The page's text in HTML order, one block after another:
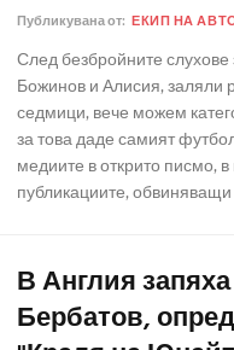
Публикувана от: ЕКИП НА
След безбройните
Божинов и Алисия, заляли
седмици, вече можем
за това даде самият
медиите в открито писмо,
публикациите, обвиняващи
В Англия
Бербатов,